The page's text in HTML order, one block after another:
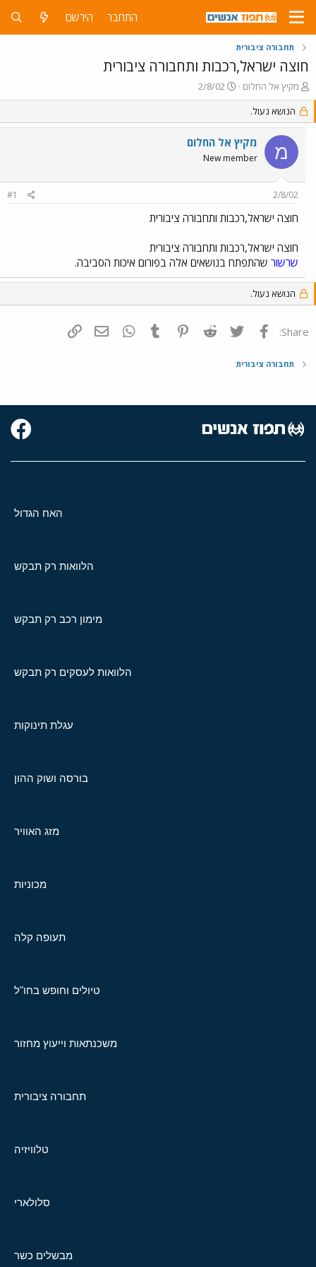
התחבר הירשם
תחבורה ציבורית
חוצה ישראל,רכבות ותחבורה ציבורית
פ
ו
ת
ח
נ
מקיץ אל החלום
פ
ו
ס
ם
ב
ת
ך
2/8/02
הנושא נעול.
מ מקיץ אל החלום
New member
2/8/02
#1
חוצה ישראל,רכבות ותחבורה ציבורית
חוצה ישראל,רכבות ותחבורה ציבורית
שרשור שהתפתח בנושאים אלה בפורום איכות הסביבה.
הנושא נעול.
Share: פייסבוק Twitter
Reddit
Pinterest
Tumblr
WhatsAppדואר אלקטרוני
תחבורה ציבורית
האח הגדול
הלוואות רק תבקש
מימון רכב רק תבקש
הלוואות לעסקים רק תבקש
עגלת תינוקות
בורסה ושוק ההון
מזג האוויר
מכוניות
תעופה קלה
טיולים וחופש בחו"ל
משכנתאות וייעוץ מחזור
תחבורה ציבורית
טלוויזיה
סלולארי
מבשלים כשר